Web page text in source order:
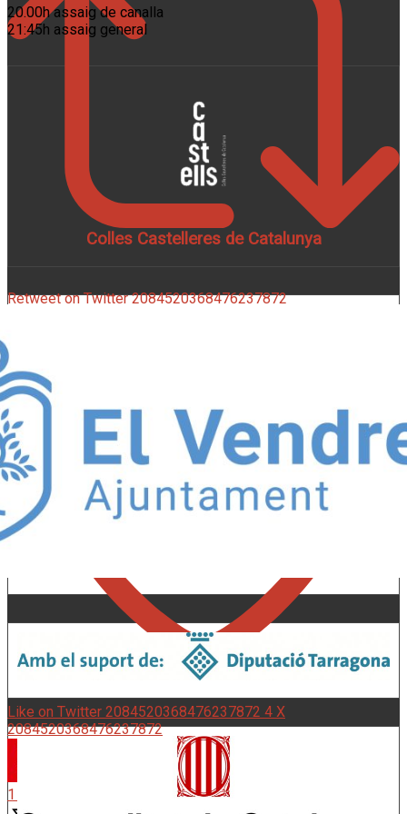
Retweet on Twitter 2084520368476237872
Like on Twitter 2084520368476237872 4 X
2084520368476237872
@nensdelvendrell
1 ag.
20.00h assaig de canalla
21:45h assaig general
Colles Castelleres de Catalunya